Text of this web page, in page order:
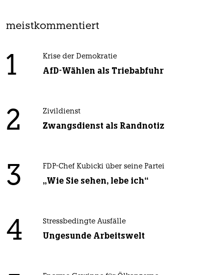
meistkommentiert
1 Krise der Demokratie
AfD-Wählen als Triebabfuhr
2 Zivildienst
Zwangsdienst als Randnotiz
3 FDP-Chef Kubicki über seine Partei
„Wie Sie sehen, lebe ich“
4 Stressbedingte Ausfälle
Ungesunde Arbeitswelt